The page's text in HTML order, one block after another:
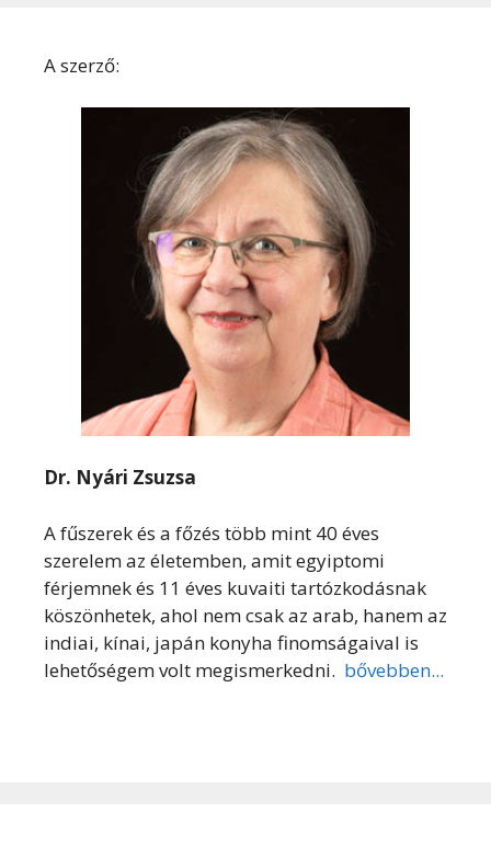
A szerző:
Dr. Nyári Zsuzsa
A fűszerek és a főzés több mint 40 éves
szerelem az életemben, amit egyiptomi
férjemnek és 11 éves kuvaiti tartózkodásnak
köszönhetek, ahol nem csak az arab, hanem az
indiai, kínai, japán konyha finomságaival is
lehetőségem volt megismerkedni. bővebben...